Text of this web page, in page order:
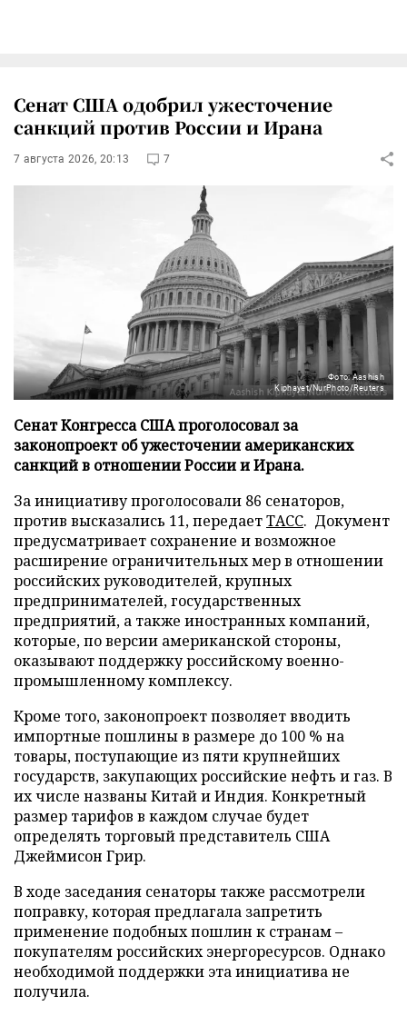
Сенат США одобрил ужесточение
санкций против России и Ирана
7 августа 2026, 20:13 7
Фото: Aashish
Kiphayet/NurPhoto/Reuters
Сенат Конгресса США проголосовал за
законопроект об ужесточении американских
санкций в отношении России и Ирана.
За инициативу проголосовали 86 сенаторов,
против высказались 11, передаетТАСС. Документ
предусматривает сохранение и возможное
расширение ограничительных мер в отношении
российских руководителей, крупных
предпринимателей, государственных
предприятий, а также иностранных компаний,
которые, по версии американской стороны,
оказывают поддержку российскому военно-
промышленному комплексу.
Кроме того, законопроект позволяет вводить
импортные пошлины в размере до 100 % на
товары, поступающие из пяти крупнейших
государств, закупающих российские нефть и газ. В
их числе названы Китай и Индия. Конкретный
размер тарифов в каждом случае будет
определять торговый представитель США
Джеймисон Грир.
В ходе заседания сенаторы также рассмотрели
поправку, которая предлагала запретить
применение подобных пошлин к странам –
покупателям российских энергоресурсов. Однако
необходимой поддержки эта инициатива не
получила.